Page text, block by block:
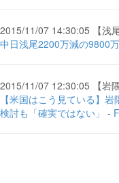
2015/11/07 14:30:05 【浅尾
中日浅尾2200万減の9800
2015/11/07 12:30:05 【岩隈
【米国はこう見ている】
検討も「確実ではない」 -